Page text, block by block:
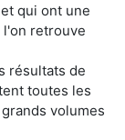
qui ont une
retrouve
résultats de
toutes les
volumes